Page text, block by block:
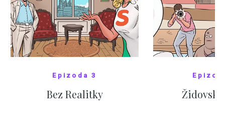
Epizoda 3
Bez Realitky